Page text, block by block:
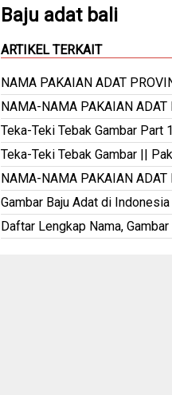
Baju adat bali
ARTIKEL TERKAIT
NAMA PAKAIAN ADAT
NAMA-NAMA PAKAIAN ADAT
Teka-Teki Tebak Gambar Part
Teka-Teki Tebak Gambar ||
NAMA-NAMA PAKAIAN ADAT
Gambar Baju Adat di Indonesia
Daftar Lengkap Nama,